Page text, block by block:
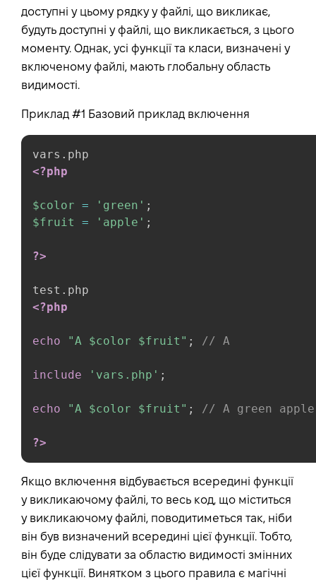
доступні у цьому рядку у файлі, що викликає,
будуть доступні у файлі, що викликається, з цього
моменту. Однак, усі функції та класи, визначені у
включеному файлі, мають глобальну область
видимості.
Приклад #1 Базовий приклад включення
<?php
$color = 'green' ;
$fruit
= 'apple' ;
?>
<?php
echo "A $color $fruit " ; // A
include 'vars.php' ;
echo "A $color $fruit " ; // A green apple
?>
Якщо включення відбувається всередині функції
у викликаючому файлі, то весь код, що міститься
у викликаючому файлі, поводитиметься так, ніби
він був визначений всередині цієї функції. Тобто,
він буде слідувати за областю видимості змінних
цієї функції. Винятком з цього правила є магічні